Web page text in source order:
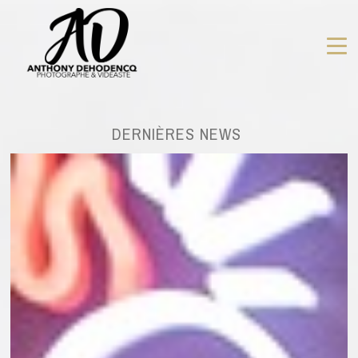
DERNIÈRES NEWS